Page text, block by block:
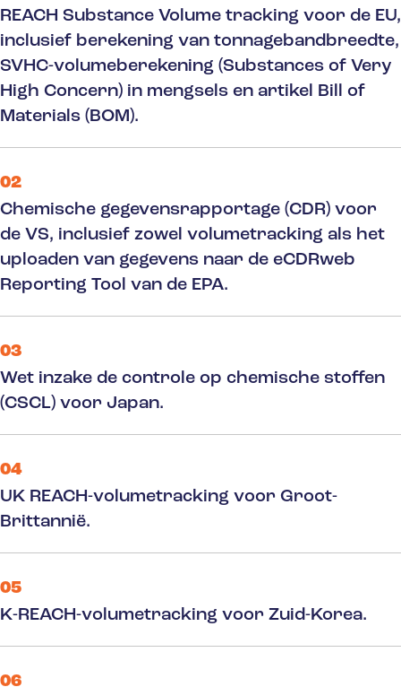
REACH Substance Volume tracking voor de EU,
inclusief berekening van tonnagebandbreedte,
SVHC-volumeberekening (Substances of Very
High Concern) in mengsels en artikel Bill of
Materials (BOM).
02
Chemische gegevensrapportage (CDR) voor
de VS, inclusief zowel volumetracking als het
uploaden van gegevens naar de eCDRweb
Reporting Tool van de EPA.
03
Wet inzake de controle op chemische stoffen
(CSCL) voor Japan.
04
UK REACH-volumetracking voor Groot-
Brittannië.
05
K-REACH-volumetracking voor Zuid-Korea.
06